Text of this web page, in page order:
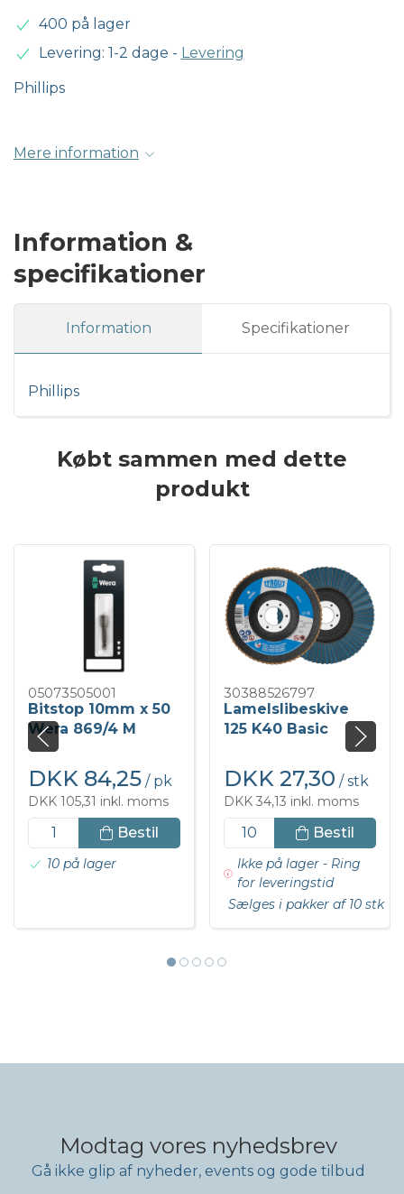
400 på lager
Levering: 1-2 dage - Levering
Phillips
Mere information
Information &
specifikationer
Information Specifikationer
Phillips
Købt sammen med dette
produkt
05073505001
Bitstop 10mm x 50
Wera 869/4 M
DKK 84,25 / pk
DKK 105,31 inkl. moms
Bestil
10 på lager
30388526797
Lamelslibeskive
125 K40 Basic
DKK 27,30 / stk
DKK 34,13 inkl. moms
Bestil
Ikke på lager - Ring
for leveringstid
Sælges i pakker af 10 stk
Modtag vores nyhedsbrev
Gå ikke glip af nyheder, events og gode tilbud